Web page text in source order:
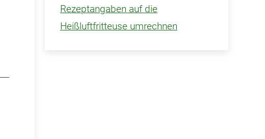
Rezeptangaben auf die
Heißluftfritteuse umrechnen